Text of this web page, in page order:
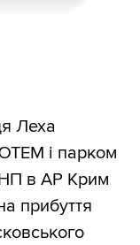
Леха
і парком
в АР Крим
прибуття